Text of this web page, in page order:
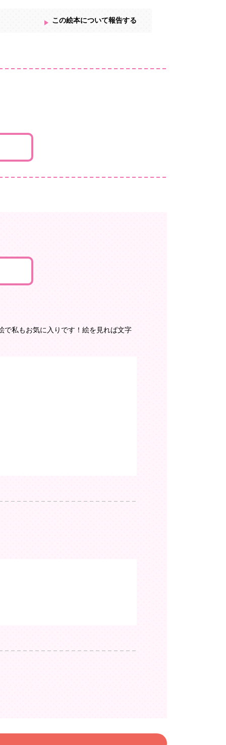
この絵本について報告する
で私もお気に入りです！絵を見れば文字